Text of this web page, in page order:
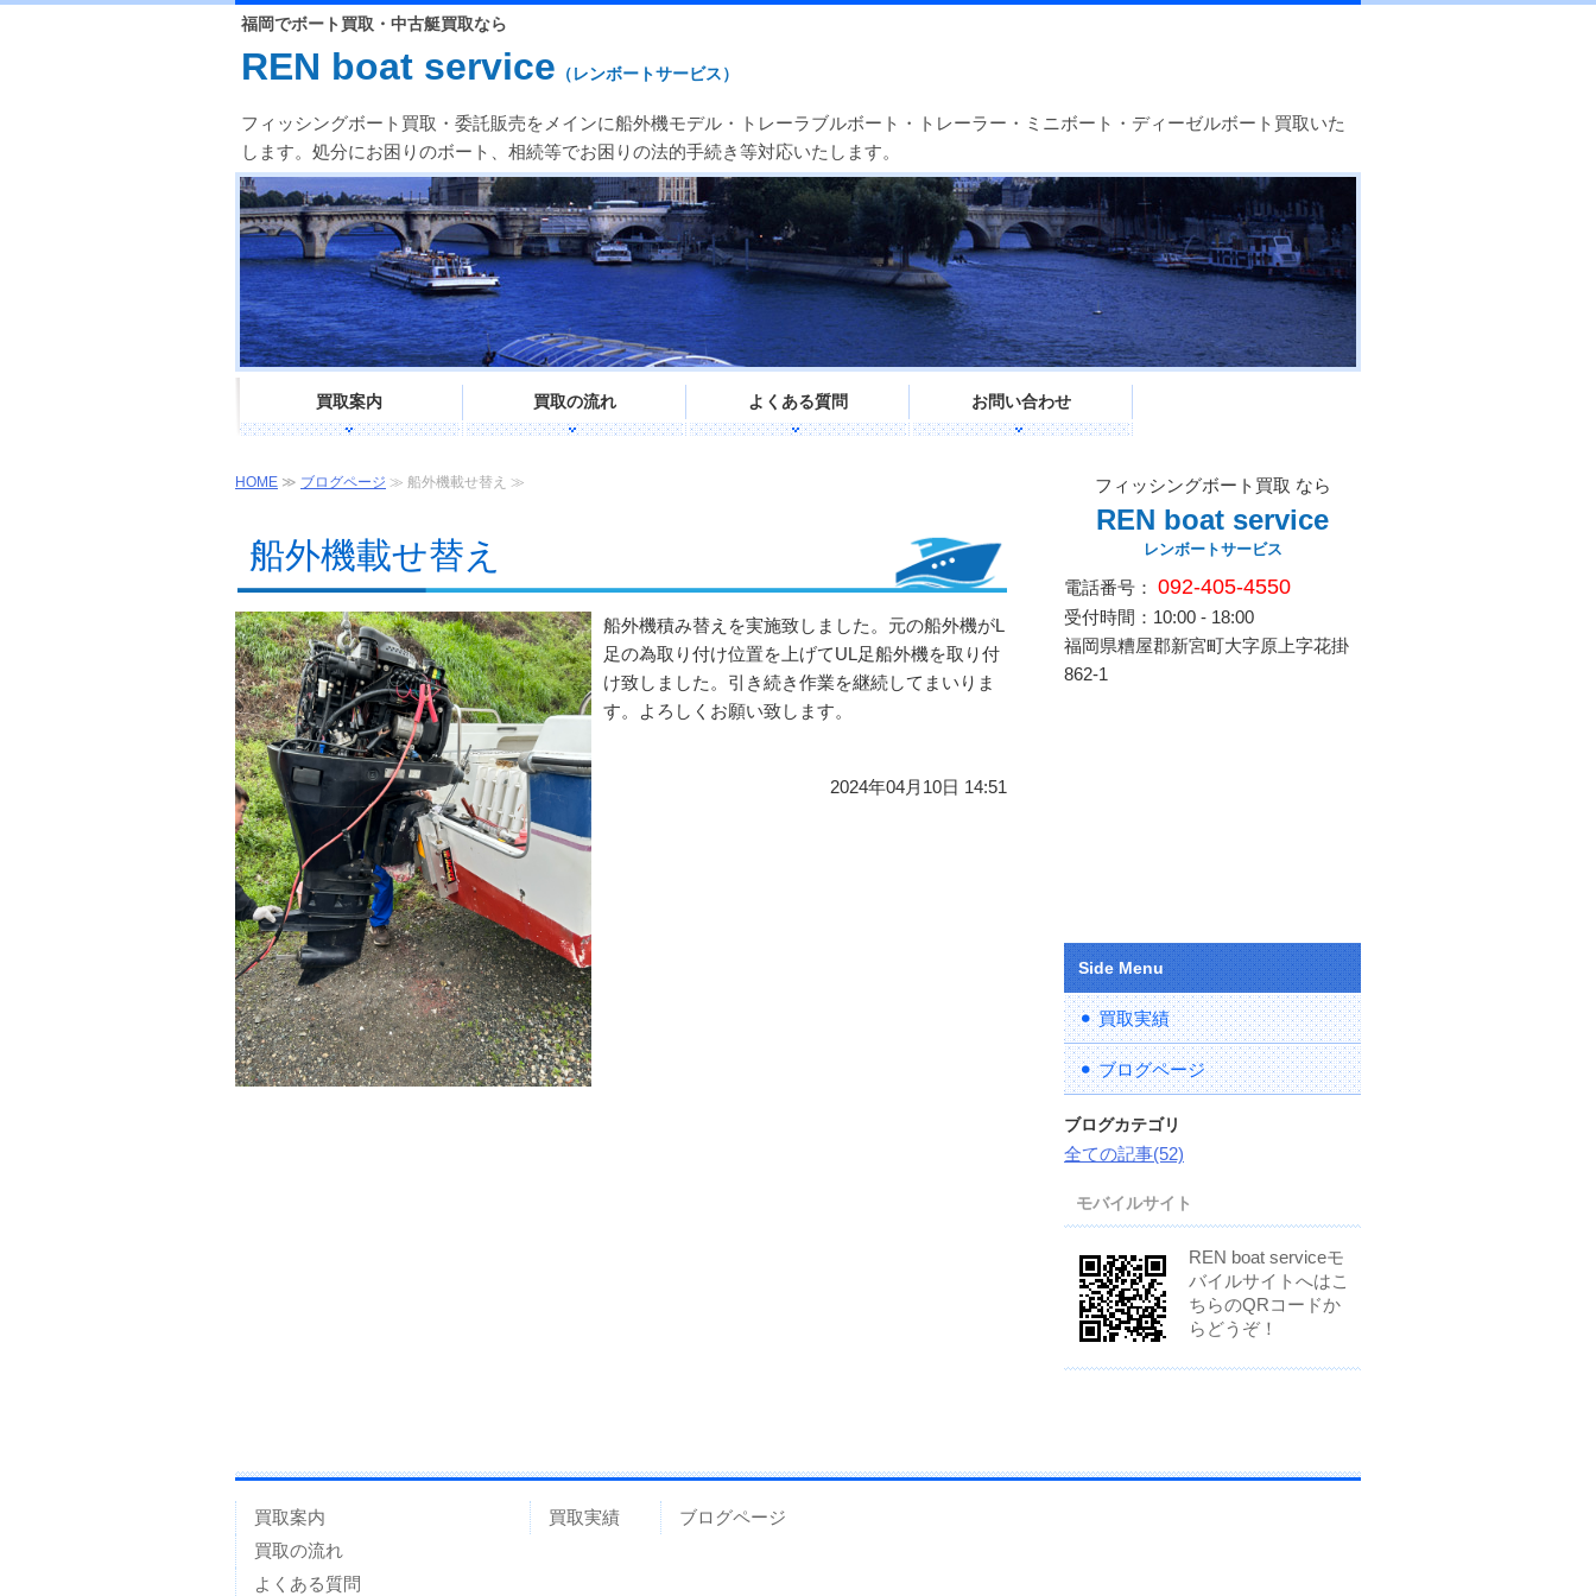
福岡でボート買取・中古艇買取なら
REN boat service （レンボートサービス）
フィッシングボート買取・委託販売をメインに船外機モデル・トレーラブルボート・トレーラー・ミニボート・ディーゼルボート買取いた
します。処分にお困りのボート、相続等でお困りの法的手続き等対応いたします。
買取案内 買取の流れ よくある質問 お問い合わせ
HOME ≫ ブログページ ≫ 船外機載せ替え ≫
船外機載せ替え
船外機積み替えを実施致しました。元の船外機がL
足の為取り付け位置を上げてUL足船外機を取り付
け致しました。引き続き作業を継続してまいりま
す。よろしくお願い致します。
2024年04月10日 14:51
フィッシングボート買取 なら
REN boat service
レンボートサービス
電話番号： 092-405-4550
受付時間：10:00 - 18:00
福岡県糟屋郡新宮町大字原上字花掛
862-1
Side Menu
買取実績
ブログページ
ブログカテゴリ
全ての記事(52)
モバイルサイト
REN boat serviceモ
バイルサイトへはこ
ちらのQRコードか
らどうぞ！
買取案内
買取の流れ
よくある質問
買取実績 ブログページ